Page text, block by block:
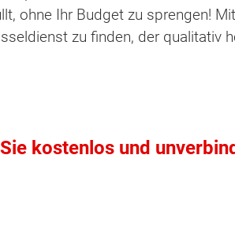
ohne Ihr Budget zu sprengen!
zu finden, der
kostenlos und